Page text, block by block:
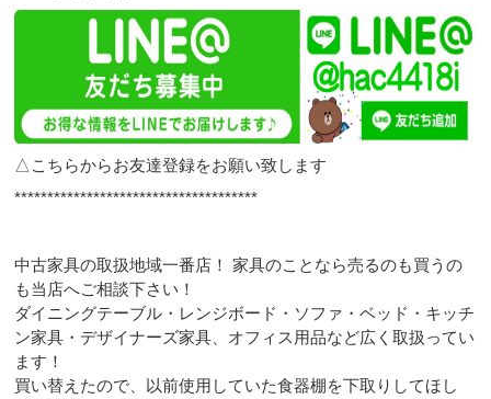
△こちらからお友達登録をお願い致します
*************************************
中古家具の取扱地域一番店！ 家具のことなら売るのも買うの
も当店へご相談下さい！
ダイニングテーブル・レンジボード・ソファ・ベッド・キッチ
ン家具・デザイナーズ家具、オフィス用品など広く取扱ってい
ます！
買い替えたので、以前使用していた食器棚を下取りしてほし